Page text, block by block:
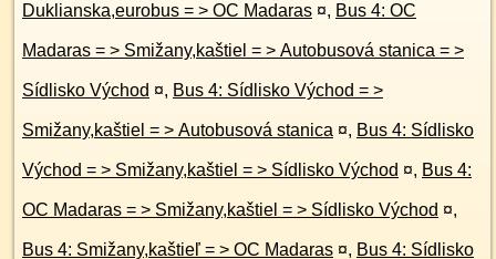
Duklianska,eurobus = > OC Madaras ¤, Bus 4: OC
Madaras = > Smižany,kaštiel = > Autobusová stanica = >
Sídlisko Východ ¤, Bus 4: Sídlisko Východ = >
Smižany,kaštiel = > Autobusová stanica ¤, Bus 4: Sídlisko
Východ = > Smižany,kaštiel = > Sídlisko Východ ¤, Bus 4:
OC Madaras = > Smižany,kaštiel = > Sídlisko Východ ¤,
Bus 4: Smižany,kaštieľ = > OC Madaras ¤, Bus 4: Sídlisko